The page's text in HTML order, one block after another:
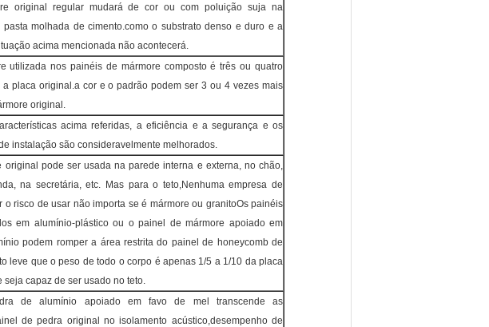
original regular mudará de cor ou com poluição suja na
molhada de cimento.como o substrato denso e duro e a
acima mencionada não acontecerá.
utilizada nos painéis de mármore composto é três ou quatro
placa original.a cor e o padrão podem ser 3 ou 4 vezes mais
original.
acima referidas, a eficiência e a segurança e os
instalação são consideravelmente melhorados.
original pode ser usada na parede interna e externa, no chão,
na secretária, etc. Mas para o teto,Nenhuma empresa de
o risco de usar não importa se é mármore ou granitoOs painéis
em alumínio-plástico ou o painel de mármore apoiado em
podem romper a área restrita do painel de honeycomb de
leve que o peso de todo o corpo é apenas 1/5 a 1/10 da placa
capaz de ser usado no teto.
de alumínio apoiado em favo de mel transcende as
de pedra original no isolamento acústico,desempenho de